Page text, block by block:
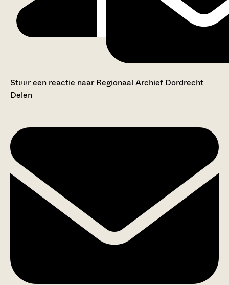
Stuur een reactie naar Regionaal Archief Dordrecht
Delen